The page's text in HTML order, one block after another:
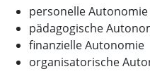
personelle Autonomie
pädagogische
finanzielle Autonomie
organisatorische